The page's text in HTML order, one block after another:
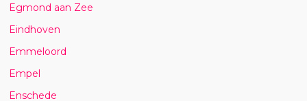
Egmond aan Zee
Eindhoven
Emmeloord
Empel
Enschede